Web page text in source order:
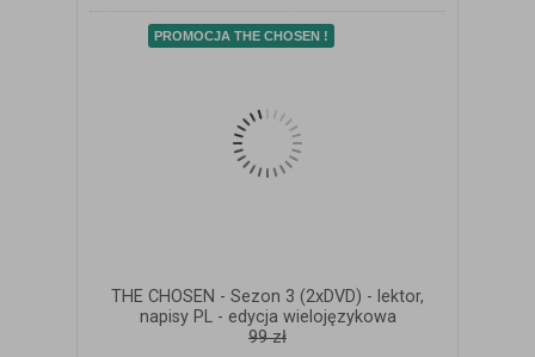
PROMOCJA THE CHOSEN !
THE CHOSEN - Sezon 3 (2xDVD) - lektor,
napisy PL - edycja wielojęzykowa
99 zł